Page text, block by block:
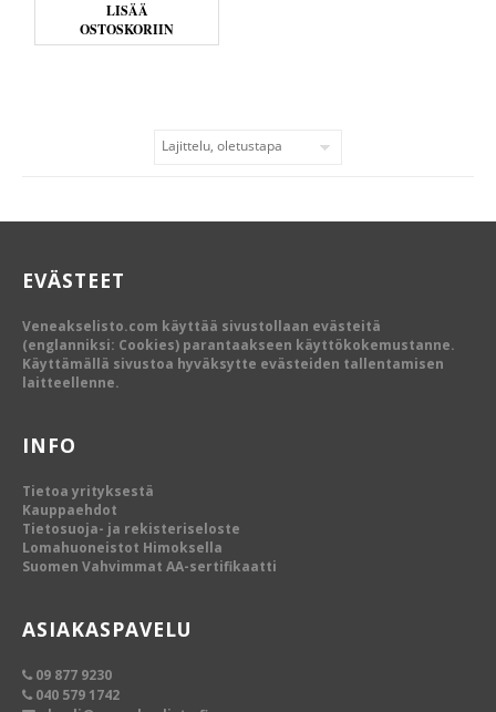
LISÄÄ
OSTOSKORIIN
EVÄSTEET
Veneakselisto.com käyttää sivustollaan evästeitä
(englanniksi: Cookies) parantaakseen käyttökokemustanne.
Käyttämällä sivustoa hyväksytte evästeiden tallentamisen
laitteellenne.
INFO
Tietoa yrityksestä
Kauppaehdot
Tietosuoja- ja rekisteriseloste
Lomahuoneistot Himoksella
Suomen Vahvimmat AA-sertifikaatti
ASIAKASPAVELU
09 877 9230
040 579 1742